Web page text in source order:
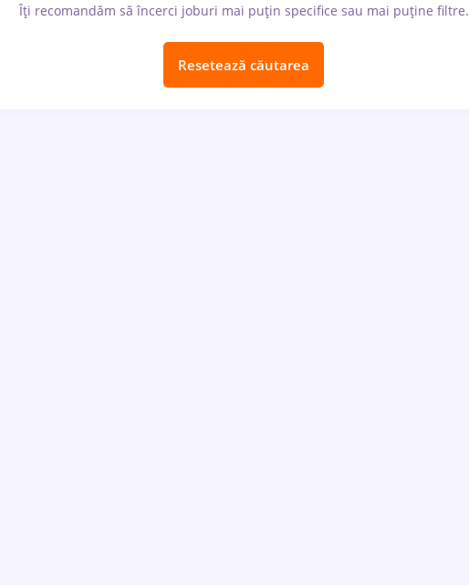
Îți recomandăm să încerci joburi mai puțin specifice sau mai puține filtre.
Resetează căutarea